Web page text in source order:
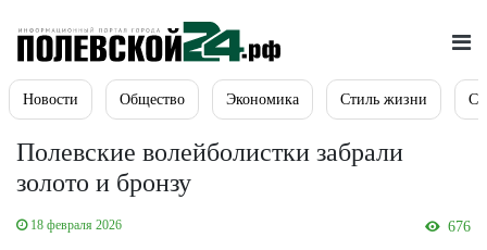
Новости Общество Экономика Стиль жизни
Полевские волейболистки забрали
золото и бронзу
18 февраля 2026 676